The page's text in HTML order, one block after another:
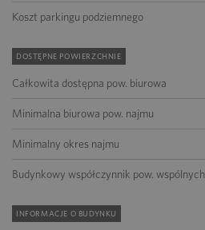
Koszt parkingu podziemnego
DOSTĘPNE POWIERZCHNIE
Całkowita dostępna pow. biurowa
Minimalna biurowa pow. najmu
Minimalny okres najmu
Budynkowy współczynnik pow. wspólnych
INFORMACJE O BUDYNKU